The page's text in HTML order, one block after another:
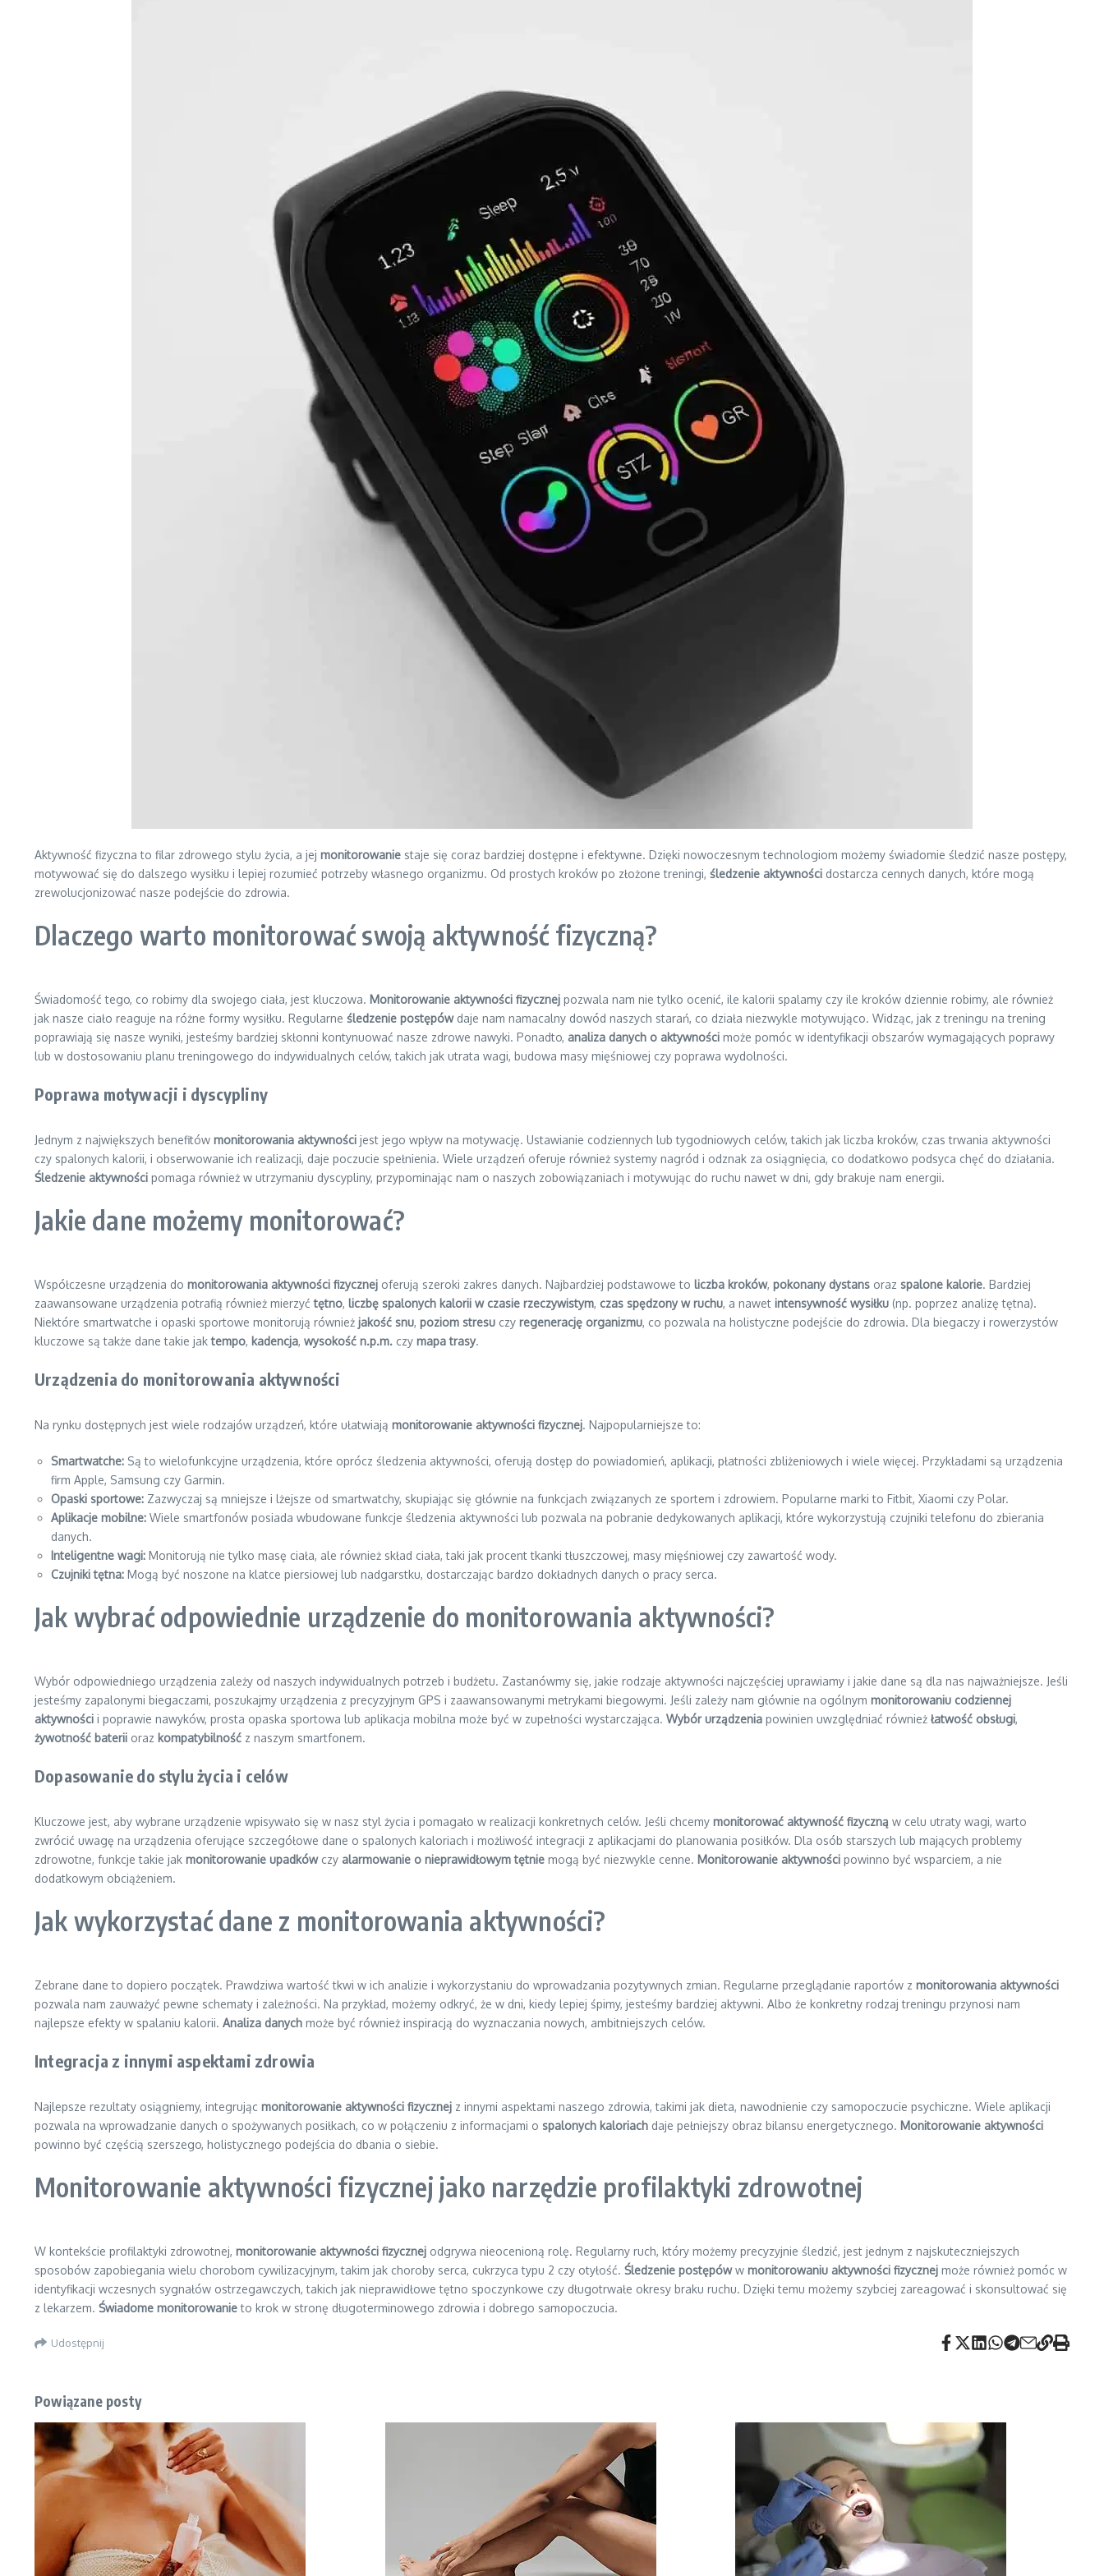
Aktywność fizyczna to filar zdrowego stylu życia, a jej monitorowanie staje się coraz bardziej dostępne i efektywne. Dzięki nowoczesnym technologiom możemy świadomie śledzić nasze postępy,
motywować się do dalszego wysiłku i lepiej rozumieć potrzeby własnego organizmu. Od prostych kroków po złożone treningi, śledzenie aktywności dostarcza cennych danych, które mogą
zrewolucjonizować nasze podejście do zdrowia.
Dlaczego warto monitorować swoją aktywność fizyczną?
Świadomość tego, co robimy dla swojego ciała, jest kluczowa. Monitorowanie aktywności fizycznej pozwala nam nie tylko ocenić, ile kalorii spalamy czy ile kroków dziennie robimy, ale również
jak nasze ciało reaguje na różne formy wysiłku. Regularne śledzenie postępówdaje nam namacalny dowód naszych starań, co działa niezwykle motywująco. Widząc, jak z treningu na trening
poprawiają się nasze wyniki, jesteśmy bardziej skłonni kontynuować nasze zdrowe nawyki. Ponadto, analiza danych o aktywności może pomóc w identyfikacji obszarów wymagających poprawy
lub w dostosowaniu planu treningowego do indywidualnych celów, takich jak utrata wagi, budowa masy mięśniowej czy poprawa wydolności.
Poprawa motywacji i dyscypliny
Jednym z największych benefitów monitorowania aktywności jest jego wpływ na motywację. Ustawianie codziennych lub tygodniowych celów, takich jak liczba kroków, czas trwania aktywności
czy spalonych kalorii, i obserwowanie ich realizacji, daje poczucie spełnienia. Wiele urządzeń oferuje również systemy nagród i odznak za osiągnięcia, co dodatkowo podsyca chęć do działania.
Śledzenie aktywności pomaga również w utrzymaniu dyscypliny, przypominając nam o naszych zobowiązaniach i motywując do ruchu nawet w dni, gdy brakuje nam energii.
Jakie dane możemy monitorować?
Współczesne urządzenia do monitorowania aktywności fizycznej oferują szeroki zakres danych. Najbardziej podstawowe to liczba kroków, pokonany dystans oraz spalone kalorie. Bardziej
zaawansowane urządzenia potrafią również mierzyćtętno, liczbę spalonych kalorii w czasie rzeczywistym, czas spędzony w ruchu, a nawet intensywność wysiłku (np. poprzez analizę tętna).
Niektóre smartwatche i opaski sportowe monitorują również jakość snu, poziom stresu czy regenerację organizmu, co pozwala na holistyczne podejście do zdrowia. Dla biegaczy i rowerzystów
kluczowe są także dane takie jaktempo, kadencja, wysokość n.p.m. czy mapa trasy.
Urządzenia do monitorowania aktywności
Na rynku dostępnych jest wiele rodzajów urządzeń, które ułatwiają monitorowanie aktywności fizycznej. Najpopularniejsze to:
Smartwatche: Są to wielofunkcyjne urządzenia, które oprócz śledzenia aktywności, oferują dostęp do powiadomień, aplikacji, płatności zbliżeniowych i wiele więcej. Przykładami są urządzenia
firm Apple, Samsung czy Garmin.
Opaski sportowe: Zazwyczaj są mniejsze i lżejsze od smartwatchy, skupiając się głównie na funkcjach związanych ze sportem i zdrowiem. Popularne marki to Fitbit, Xiaomi czy Polar.
Aplikacje mobilne: Wiele smartfonów posiada wbudowane funkcje śledzenia aktywności lub pozwala na pobranie dedykowanych aplikacji, które wykorzystują czujniki telefonu do zbierania
danych.
Inteligentne wagi: Monitorują nie tylko masę ciała, ale również skład ciała, taki jak procent tkanki tłuszczowej, masy mięśniowej czy zawartość wody.
Czujniki tętna: Mogą być noszone na klatce piersiowej lub nadgarstku, dostarczając bardzo dokładnych danych o pracy serca.
Jak wybrać odpowiednie urządzenie do monitorowania aktywności?
Wybór odpowiedniego urządzenia zależy od naszych indywidualnych potrzeb i budżetu. Zastanówmy się, jakie rodzaje aktywności najczęściej uprawiamy i jakie dane są dla nas najważniejsze. Jeśli
jesteśmy zapalonymi biegaczami, poszukajmy urządzenia z precyzyjnym GPS i zaawansowanymi metrykami biegowymi. Jeśli zależy nam głównie na ogólnym monitorowaniu codziennej
aktywności i poprawie nawyków, prosta opaska sportowa lub aplikacja mobilna może być w zupełności wystarczająca. Wybór urządzenia powinien uwzględniać również łatwość obsługi,
żywotność baterii oraz kompatybilność z naszym smartfonem.
Dopasowanie do stylu życia i celów
Kluczowe jest, aby wybrane urządzenie wpisywało się w nasz styl życia i pomagało w realizacji konkretnych celów. Jeśli chcemy monitorować aktywność fizyczną w celu utraty wagi, warto
zwrócić uwagę na urządzenia oferujące szczegółowe dane o spalonych kaloriach i możliwość integracji z aplikacjami do planowania posiłków. Dla osób starszych lub mających problemy
zdrowotne, funkcje takie jak monitorowanie upadkówczy alarmowanie o nieprawidłowym tętnie mogą być niezwykle cenne. Monitorowanie aktywności powinno być wsparciem, a nie
dodatkowym obciążeniem.
Jak wykorzystać dane z monitorowania aktywności?
Zebrane dane to dopiero początek. Prawdziwa wartość tkwi w ich analizie i wykorzystaniu do wprowadzania pozytywnych zmian. Regularne przeglądanie raportów z monitorowania aktywności
pozwala nam zauważyć pewne schematy i zależności. Na przykład, możemy odkryć, że w dni, kiedy lepiej śpimy, jesteśmy bardziej aktywni. Albo że konkretny rodzaj treningu przynosi nam
najlepsze efekty w spalaniu kalorii. Analiza danych może być również inspiracją do wyznaczania nowych, ambitniejszych celów.
Integracja z innymi aspektami zdrowia
Najlepsze rezultaty osiągniemy, integrując monitorowanie aktywności fizycznej z innymi aspektami naszego zdrowia, takimi jak dieta, nawodnienie czy samopoczucie psychiczne. Wiele aplikacji
pozwala na wprowadzanie danych o spożywanych posiłkach, co w połączeniu z informacjami o spalonych kaloriach daje pełniejszy obraz bilansu energetycznego. Monitorowanie aktywności
powinno być częścią szerszego, holistycznego podejścia do dbania o siebie.
Monitorowanie aktywności fizycznej jako narzędzie profilaktyki zdrowotnej
W kontekście profilaktyki zdrowotnej, monitorowanie aktywności fizycznej odgrywa nieocenioną rolę. Regularny ruch, który możemy precyzyjnie śledzić, jest jednym z najskuteczniejszych
sposobów zapobiegania wielu chorobom cywilizacyjnym, takim jak choroby serca, cukrzyca typu 2 czy otyłość. Śledzenie postępóww monitorowaniu aktywności fizycznej może również pomóc w
identyfikacji wczesnych sygnałów ostrzegawczych, takich jak nieprawidłowe tętno spoczynkowe czy długotrwałe okresy braku ruchu. Dzięki temu możemy szybciej zareagować i skonsultować się
z lekarzem. Świadome monitorowanieto krok w stronę długoterminowego zdrowia i dobrego samopoczucia.
Udostępnij
Powiązane posty